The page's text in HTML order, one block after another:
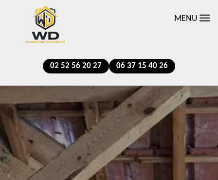
MENU
02 52 56 20 27 06 37 15 40 26